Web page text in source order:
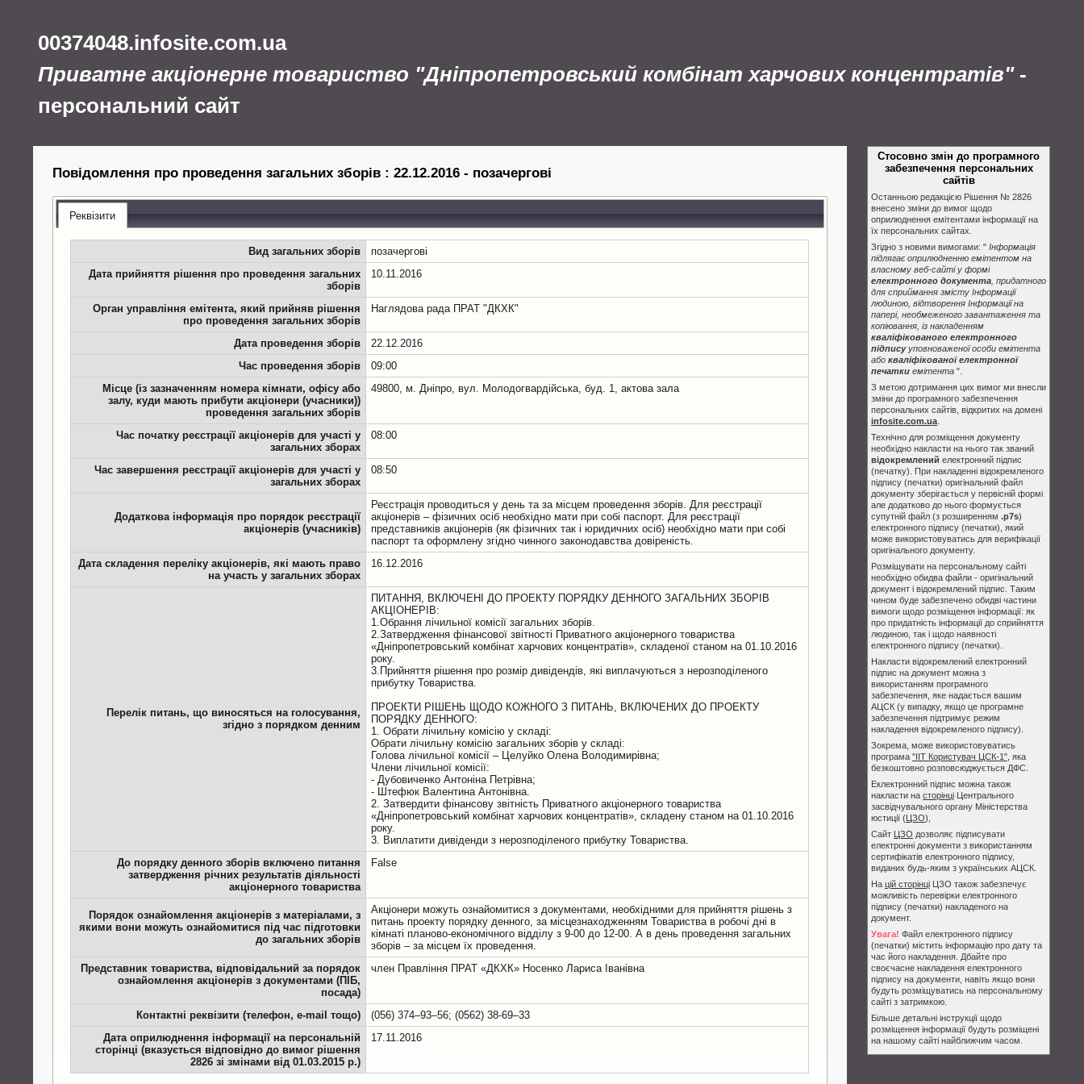
00374048.infosite.com.ua
Приватне акціонерне товариство "Дніпропетровський комбінат харчових концентратів"-
персональний сайт
Повідомлення про проведення загальних зборів : 22.12.2016 - позачергові
Реквізити
Вид загальних зборів
позачергові
Дата прийняття рішення про проведення загальних
зборів
10.11.2016
Орган управління емітента, який прийняв рішення
про проведення загальних зборів
Наглядова рада ПРАТ "ДКХК"
Дата проведення зборів
22.12.2016
Час проведення зборів
09:00
Місце (із зазначенням номера кімнати, офісу або
залу, куди мають прибути акціонери (учасники))
проведення загальних зборів
49800, м. Дніпро, вул. Молодогвардійська, буд. 1, актова зала
Час початку реєстрації акціонерів для участі у
загальних зборах
08:00
Час завершення реєстрації акціонерів для участі у
загальних зборах
08:50
Додаткова інформація про порядок реєстрації
акціонерів (учасників)
Реєстрація проводиться у день та за місцем проведення зборів. Для реєстрації
акціонерів – фізичних осіб необхідно мати при собі паспорт. Для реєстрації
представників акціонерів (як фізичних так і юридичних осіб) необхідно мати при собі
паспорт та оформлену згідно чинного законодавства довіреність.
Дата складення переліку акціонерів, які мають право
на участь у загальних зборах
16.12.2016
Перелік питань, що виносяться на голосування,
згідно з порядком денним
ПИТАННЯ, ВКЛЮЧЕНІ ДО ПРОЕКТУ ПОРЯДКУ ДЕННОГО ЗАГАЛЬНИХ ЗБОРІВ
АКЦІОНЕРІВ:
1.Обрання лічильної комісії загальних зборів.
2.Затвердження фінансової звітності Приватного акціонерного товариства
«Дніпропетровський комбінат харчових концентратів», складеної станом на 01.10.2016
року.
3.Прийняття рішення про розмір дивідендів, які виплачуються з нерозподіленого
прибутку Товариства.
ПРОЕКТИ РІШЕНЬ ЩОДО КОЖНОГО З ПИТАНЬ, ВКЛЮЧЕНИХ ДО ПРОЕКТУ
ПОРЯДКУ ДЕННОГО:
1. Обрати лічильну комісію у складі:
Обрати лічильну комісію загальних зборів у складі:
Голова лічильної комісії – Целуйко Олена Володимирівна;
Члени лічильної комісії:
- Дубовиченко Антоніна Петрівна;
- Штефюк Валентина Антонівна.
2. Затвердити фінансову звітність Приватного акціонерного товариства
«Дніпропетровський комбінат харчових концентратів», складену станом на 01.10.2016
року.
До порядку денного зборів включено питання
затвердження річних результатів діяльності
акціонерного товариства
False
Порядок ознайомлення акціонерів з матеріалами, з
якими вони можуть ознайомитися під час підготовки
до загальних зборів
Акціонери можуть ознайомитися з документами, необхідними для прийняття рішень з
питань проекту порядку денного, за місцезнаходженням Товариства в робочі дні в
кімнаті планово-економічного відділу з 9-00 до 12-00. А в день проведення загальних
зборів – за місцем їх проведення.
Представник товариства, відповідальний за порядок
ознайомлення акціонерів з документами (ПІБ,
посада)
член Правління ПРАТ «ДКХК» Носенко Лариса Іванівна
Контактні реквізити (телефон, e-mail тощо)
(056) 374–93–56; (0562) 38-69–33
Дата оприлюднення інформації на персональній
сторінці (вказується відповідно до вимог рішення
2826 зі змінами від 01.03.2015 р.)
17.11.2016
Стосовно змін до програмного
забезпечення персональних
сайтів
Останньою редакцією Рішення № 2826
внесено зміни до вимог щодо
оприлюднення емітентами інформації на
їх персональних сайтах.
Згідно з новими вимогами: " Інформація
підлягає оприлюдненню емітентом на
власному веб-сайті у формі
електронного документа , придатного
для сприймання змісту Інформації
людиною, відтворення Інформації на
папері, необмеженого завантаження та
копіювання, із накладенням
кваліфікованого електронного
підписууповноваженої особи емітента
або кваліфікованої електронної
печатки емітента ".
З метою дотримання цих вимог ми внесли
зміни до програмного забезпечення
персональних сайтів, відкритих на домені
infosite.com.ua
Технічно для розміщення документу
необхідно накласти на нього так званий
відокремлений електронний підпис
(печатку). При накладенні відокремленого
підпису (печатки) оригінальний файл
документу зберігається у первісній формі
але додатково до нього формується
супутній файл (з розширенням .p7s)
електронного підпису (печатки), який
може використовуватись для верифікації
оригінального документу.
Розміщувати на персональному сайті
необхідно обидва файли - оригінальний
документ і відокремлений підпис. Таким
чином буде забезпечено обидві частини
вимоги щодо розміщення інформації: як
про придатність інформації до сприйняття
людиною, так і щодо наявності
електронного підпису (печатки).
Накласти відокремлений електронний
підпис на документ можна з
використанням програмного
забезпечення, яке надається вашим
АЦСК (у випадку, якщо це програмне
забезпечення підтримує режим
накладення відокремленого підпису).
Зокрема, може використовуватись
програма "ІІТ Користувач ЦСК-1" , яка
безкоштовно розповсюджується ДФС.
Еклектронний підпис можна також
накласти на сторінці Центрального
засвідчувального органу Міністерства
юстиції (ЦЗО),
Сайт ЦЗО дозволяє підписувати
електронні документи з використанням
сертифікатів електронного підпису,
виданих будь-яким з українських АЦСК.
На цій сторінці ЦЗО також забезпечує
можливість перевірки електронного
підпису (печатки) накладеного на
документ.
Увага! Файл електронного підпису
(печатки) містить інформацію про дату та
час його накладення. Дбайте про
своєчасне накладення електронного
підпису на документи, навіть якщо вони
будуть розміщуватись на персональному
сайті з затримкою.
Більше детальні інструкції щодо
розміщення інформації будуть розміщені
на нашому сайті найближчим часом.